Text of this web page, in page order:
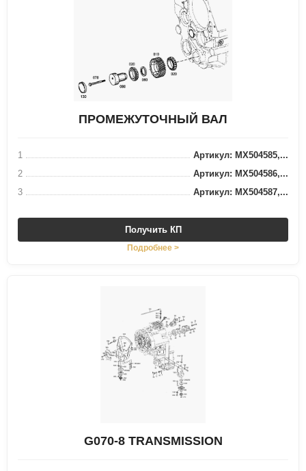
ПРОМЕЖУТОЧНЫЙ ВАЛ
1
Артикул: MX504585,...
2
Артикул: MX504586,...
3
Артикул: MX504587,...
Получить КП
Подробнее >
G070-8 TRANSMISSION